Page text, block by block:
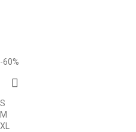
-60%
S
M
XL